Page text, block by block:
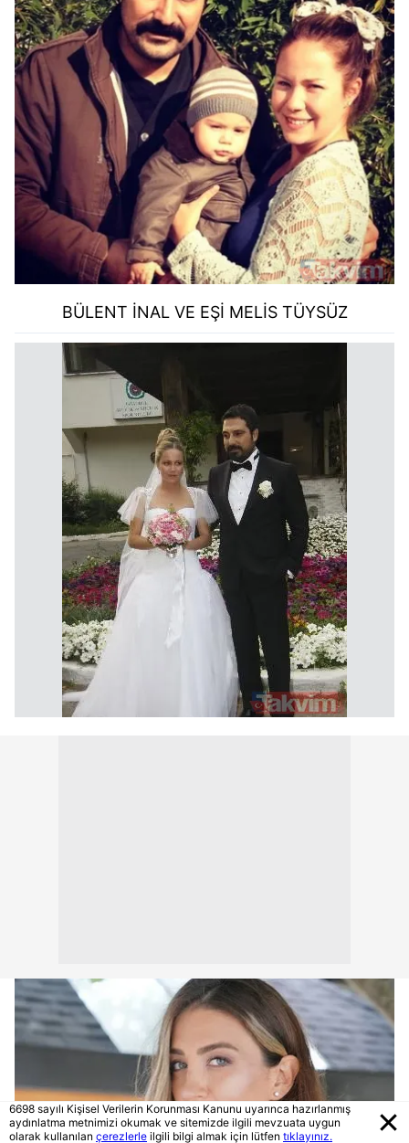
BÜLENT İNAL VE EŞİ MELİS TÜYSÜZ
6698 sayılı Kişisel Verilerin Korunması Kanunu uyarınca hazırlanmış
aydınlatma metnimizi okumak ve sitemizde ilgili mevzuata uygun
olarak kullanılan çerezlerle ilgili bilgi almak için lütfen tıklayınız.